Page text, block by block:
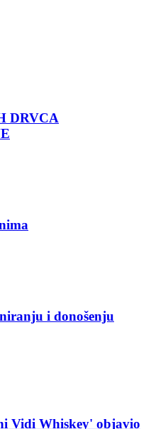
DRVCA
i donošenju
Vidi Whiskey' objavio